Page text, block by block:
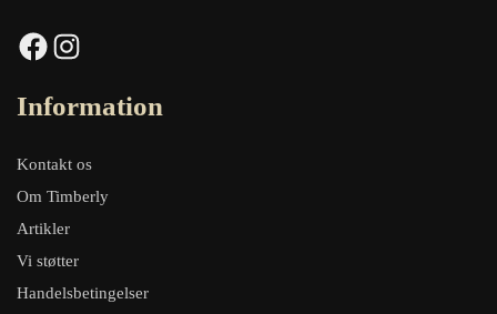
Facebook Instagram
Information
Kontakt os
Om Timberly
Artikler
Vi støtter
Handelsbetingelser